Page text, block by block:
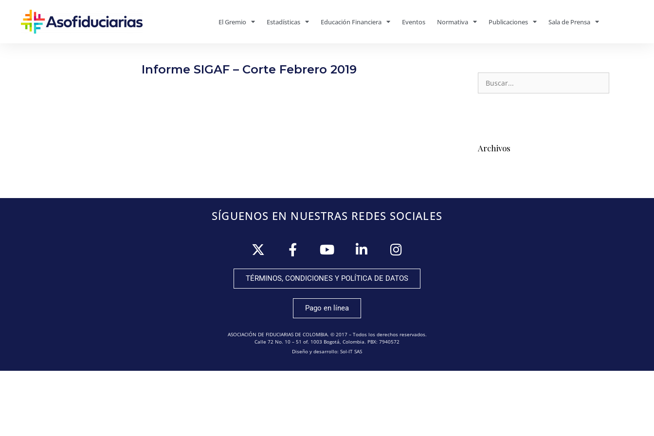
El Gremio Estadísticas Educación Financiera Eventos Normativa Publicaciones Sala de Prensa
Informe SIGAF – Corte Febrero 2019
Archivos
SÍGUENOS EN NUESTRAS REDES SOCIALES
TÉRMINOS, CONDICIONES Y POLÍTICA DE DATOS
Pago en línea
ASOCIACIÓN DE FIDUCIARIAS DE COLOMBIA. © 2017 – Todos los derechos reservados.
Calle 72 No. 10 – 51 of. 1003 Bogotá, Colombia. PBX: 7940572
Diseño y desarrollo: Sol-IT SAS